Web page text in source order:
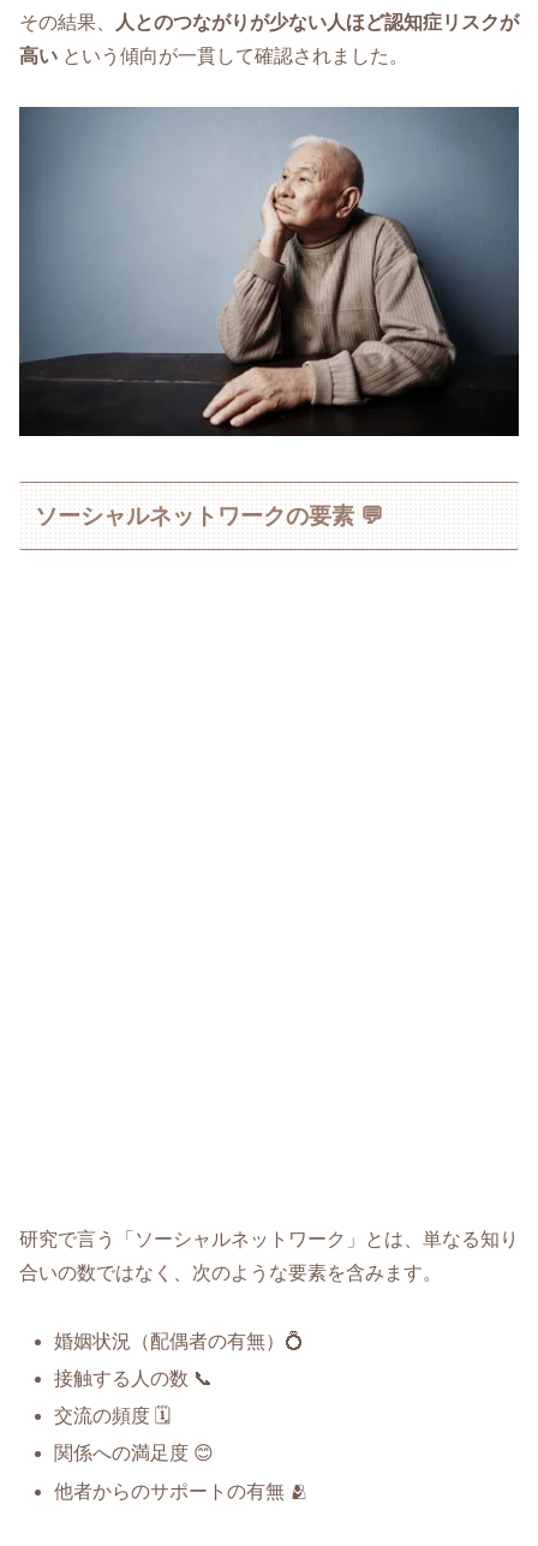
その結果、
人とのつながりが少ない人ほど認知症リスクが
高い という傾向が一貫して確認されました。
ソーシャルネットワークの要素 💬
研究で言う「ソーシャルネットワーク」とは、単なる知り
合いの数ではなく、次のような要素を含みます。
婚姻状況（配偶者の有無）💍
接触する人の数 📞
交流の頻度 🗓️
関係への満足度 😊
他者からのサポートの有無 🫂